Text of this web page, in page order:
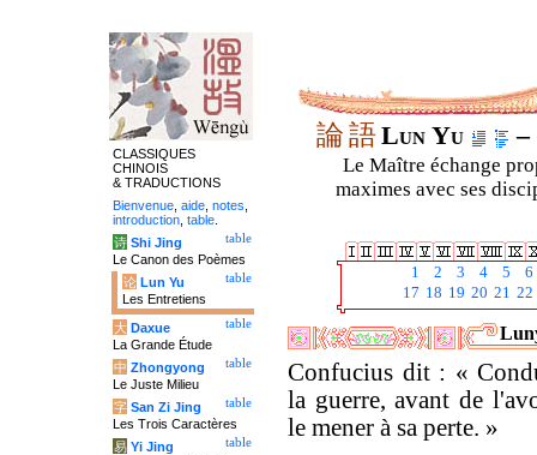
論語Lun Yu –
Le Maître échange
maximes avec ses
1 2 3 4 5
6
17 18 19 20 21 22
Confucius dit : «
la guerre, avant de
le mener à sa perte. »
CLASSIQUES
CHINOIS
& TRADUCTIONS
Bienvenue aide notes
introduction table
table
诗 Shi Jing
Le Canon des Poèmes
table
论 Lun Yu
Les Entretiens
table
大 Daxue
La Grande Étude
table
中 Zhongyong
Le Juste Milieu
table
字 San Zi Jing
Les Trois Caractères
table
易 Yi Jing